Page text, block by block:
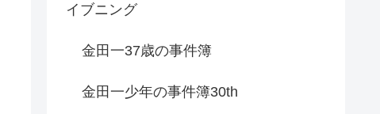
イブニング
金田一37歳の事件簿
金田一少年の事件簿30th